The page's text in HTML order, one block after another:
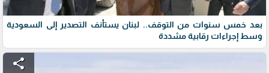
بعد خمس سنوات من التوقف.. لبنان يستأنف التصدير إلى السعودية
وسط إجراءات رقابية مشددة
share